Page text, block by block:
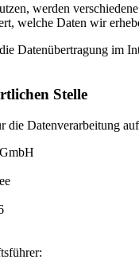
werden
welche Daten wir
Datenübertragung im
Stelle
Datenverarbeitung